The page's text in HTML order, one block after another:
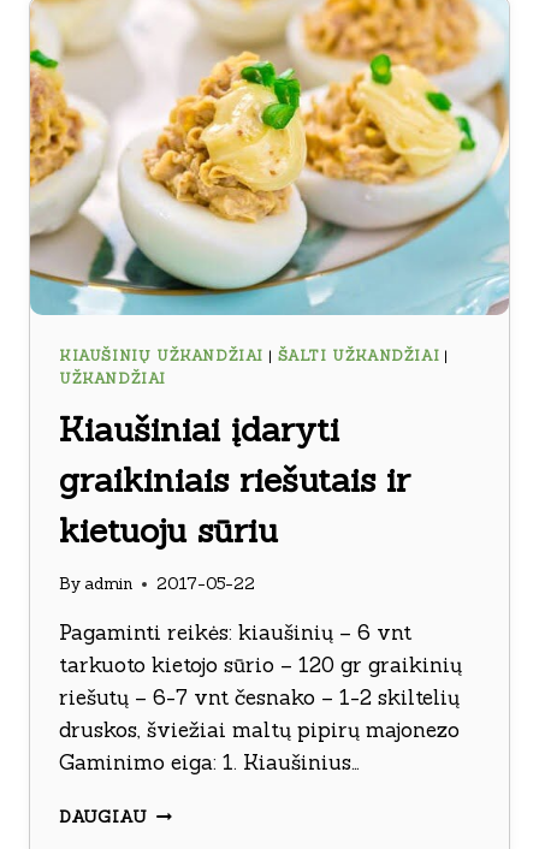
KIAUŠINIŲ UŽKANDŽIAI | ŠALTI UŽKANDŽIAI |
UŽKANDŽIAI
Kiaušiniai įdaryti
graikiniais riešutais ir
kietuoju sūriu
By admin 2017-05-22
Pagaminti reikės: kiaušinių – 6 vnt
tarkuoto kietojo sūrio – 120 gr graikinių
riešutų – 6-7 vnt česnako – 1-2 skiltelių
druskos, šviežiai maltų pipirų majonezo
Gaminimo eiga: 1. Kiaušinius…
DAUGIAUKIAUŠINIAI